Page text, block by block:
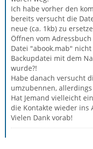
Ich habe vorher den
bereits versucht die
neue (ca. 1kb) zu
Öffnen vom
Datei "abook.mab"
Backupdatei mit dem
wurde?!
Habe danach versucht
umzubennen,
Hat Jemand vielleicht
die Kontakte wieder ins
Vielen Dank vorab!